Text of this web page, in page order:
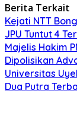
Berita Terkait
Kejati NTT
JPU Tuntut 4
Majelis Hakim
Dipolisikan
Universitas
Dua Putra